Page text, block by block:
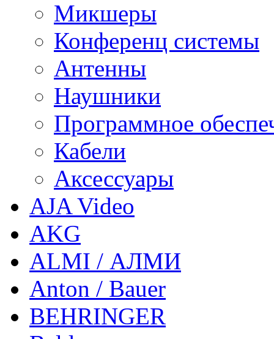
Микшеры
Конференц системы
Антенны
Наушники
Программное
Кабели
Аксессуары
AJA Video
AKG
ALMI / АЛМИ
Anton / Bauer
BEHRINGER